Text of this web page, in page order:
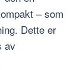
– som
Dette er
av